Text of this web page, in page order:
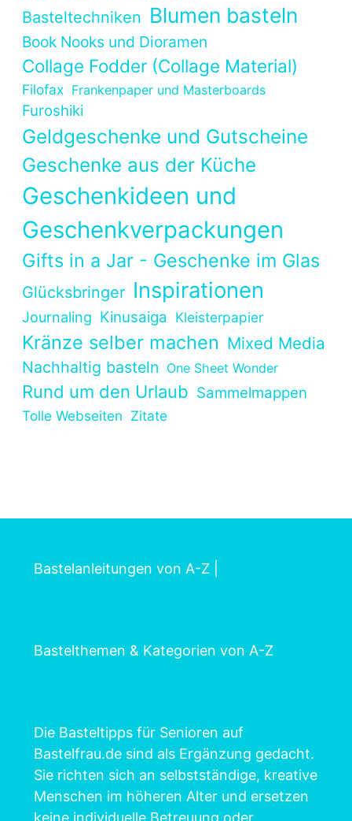
Basteltechniken Blumen basteln
Book Nooks und Dioramen
Collage Fodder (Collage Material)
Filofax Frankenpaper und Masterboards
Furoshiki
Geldgeschenke und Gutscheine
Geschenke aus der Küche
Geschenkideen und
Geschenkverpackungen
Gifts in a Jar - Geschenke im Glas
Glücksbringer Inspirationen
Journaling Kinusaiga Kleisterpapier
Kränze selber machen Mixed Media
Nachhaltig basteln One Sheet Wonder
Rund um den Urlaub Sammelmappen
Tolle Webseiten Zitate
Bastelanleitungen von A-Z
Bastelthemen & Kategorien von A-Z
Die Basteltipps für Senioren auf
Bastelfrau.de sind als Ergänzung gedacht.
Sie richten sich an selbstständige, kreative
Menschen im höheren Alter und ersetzen
keine individuelle Betreuung oder